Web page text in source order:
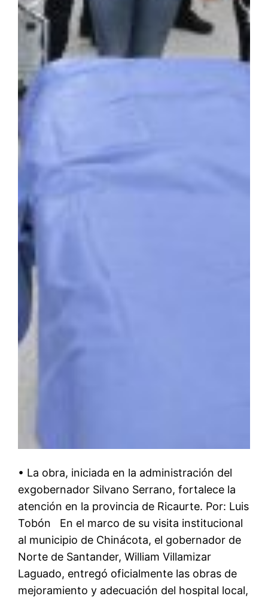
• La obra, iniciada en la administración del
exgobernador Silvano Serrano, fortalece la
atención en la provincia de Ricaurte. Por: Luis
Tobón En el marco de su visita institucional
al municipio de Chinácota, el gobernador de
Norte de Santander, William Villamizar
Laguado, entregó oficialmente las obras de
mejoramiento y adecuación del hospital local,